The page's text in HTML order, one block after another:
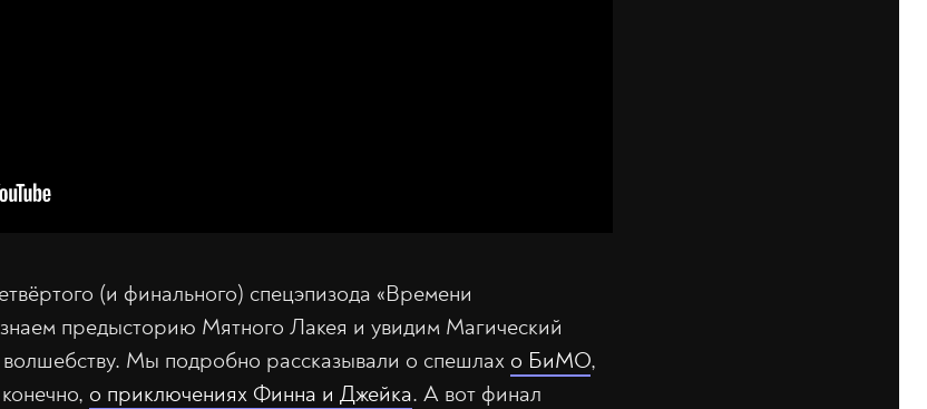
(и финального) спецэпизода «Времени
предысторию Мятного Лакея и увидим Магический
волшебству. Мы подробно рассказывали о спешлах о БиМО,
о приключениях Финна и Джейка. А вот финал